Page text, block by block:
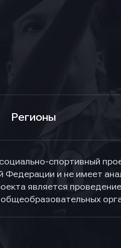
Регионы
спортивный
Федерации и не имеет
является проведение